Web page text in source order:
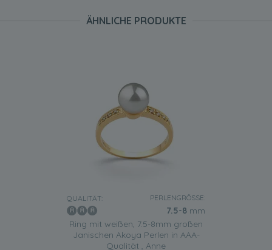
ÄHNLICHE PRODUKTE
QUALITÄT: PERLENGRÖSSE:
7.5-8 mm
Ring mit weißen, 7.5-8mm großen
Janischen Akoya Perlen in AAA-
Qualität , Anne